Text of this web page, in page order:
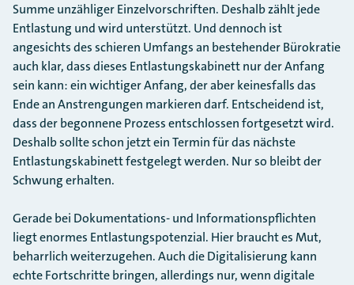
Summe unzähliger Einzelvorschriften. Deshalb zählt jede
Entlastung und wird unterstützt. Und dennoch ist
angesichts des schieren Umfangs an bestehender Bürokratie
auch klar, dass dieses Entlastungskabinett nur der Anfang
sein kann: ein wichtiger Anfang, der aber keinesfalls das
Ende an Anstrengungen markieren darf. Entscheidend ist,
dass der begonnene Prozess entschlossen fortgesetzt wird.
Deshalb sollte schon jetzt ein Termin für das nächste
Entlastungskabinett festgelegt werden. Nur so bleibt der
Schwung erhalten.
Gerade bei Dokumentations- und Informationspflichten
liegt enormes Entlastungspotenzial. Hier braucht es Mut,
beharrlich weiterzugehen. Auch die Digitalisierung kann
echte Fortschritte bringen, allerdings nur, wenn digitale